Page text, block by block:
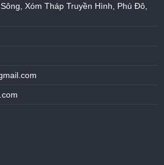
Xóm Tháp Truyền Hình, Phú Đô,